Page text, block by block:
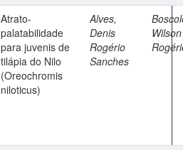
Atrato-
palatabilidade
para juvenis de
tilápia do Nilo
(Oreochromis
niloticus)
Alves,
Denis
Rogério
Sanches
Wilson